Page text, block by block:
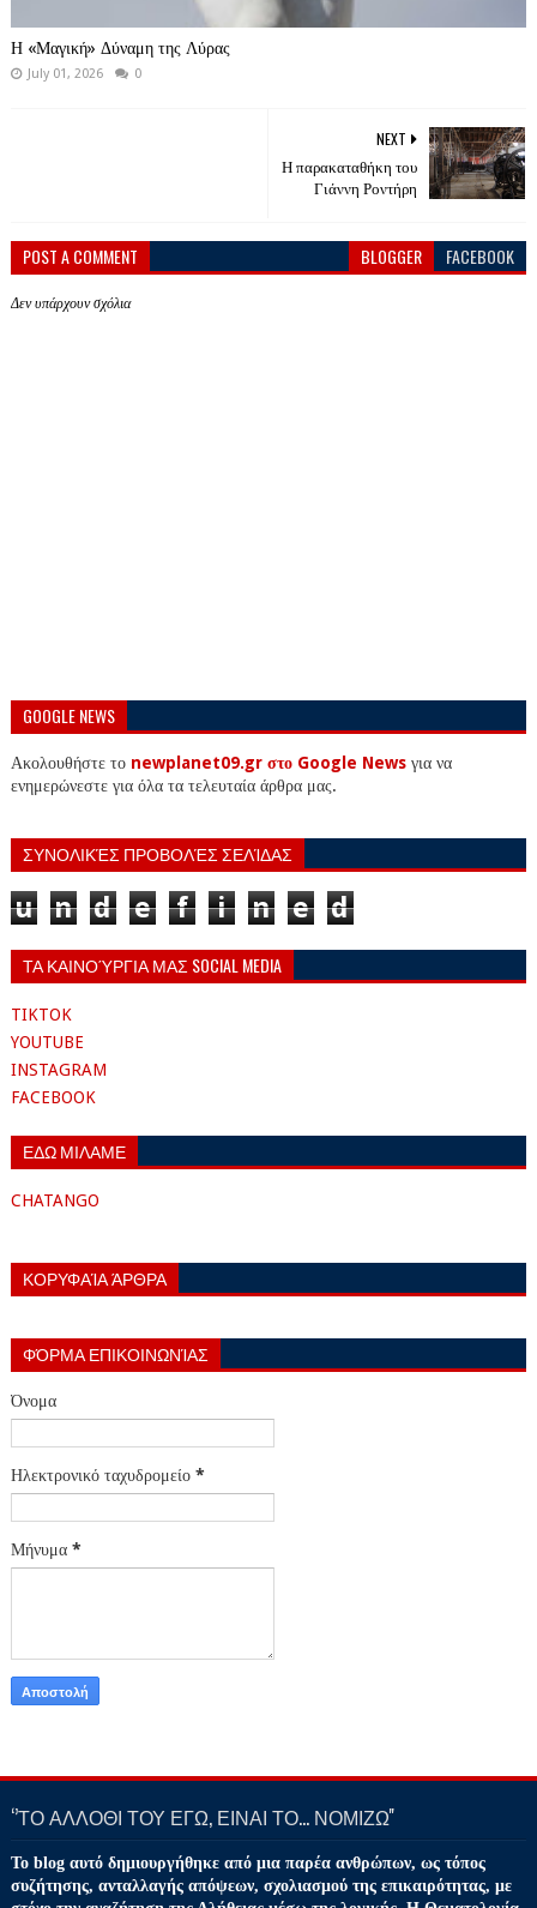
Η «Μαγική» Δύναμη της Λύρας
July 01, 2026 0
NEXT
Η παρακαταθήκη του
Γιάννη Ροντήρη
POST A COMMENT BLOGGER FACEBOOK
Δεν υπάρχουν σχόλια
GOOGLE NEWS
Ακολουθήστε το newplanet09.gr στο Google Newsγια να
ενημερώνεστε για όλα τα τελευταία άρθρα μας.
ΣΥΝΟΛΙΚΈΣ ΠΡΟΒΟΛΈΣ ΣΕΛΊΔΑΣ
u n d e f i n e d
ΤΑ ΚΑΙΝΟΎΡΓΙΑ ΜΑΣ SOCIAL MEDIA
TIKTOK
YOUTUBE
INSTAGRAM
FACEBOOK
ΕΔΩ ΜΙΛΑΜΕ
CHATANGO
ΚΟΡΥΦΑΊΑ ΆΡΘΡΑ
ΦΌΡΜΑ ΕΠΙΚΟΙΝΩΝΊΑΣ
Όνομα
Ηλεκτρονικό ταχυδρομείο *
Μήνυμα *
‘’ΤΟ ΑΛΛΟΘΙ ΤΟΥ ΕΓΩ, ΕΙΝΑΙ ΤΟ… ΝΟΜΙΖΩ''
Το blog αυτό δημιουργήθηκε από μια παρέα ανθρώπων, ως τόπος
συζήτησης, ανταλλαγής απόψεων, σχολιασμού της επικαιρότητας, με